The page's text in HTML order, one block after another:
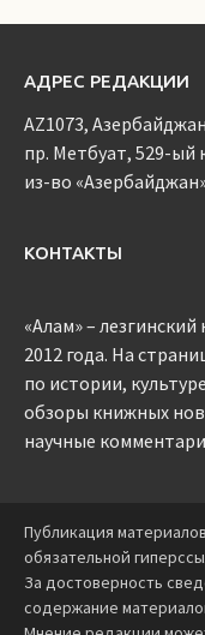
АДРЕС РЕДАКЦИИ
AZ1073,
пр. Метбуат, 529-ый
из-во
КОНТАКТЫ
«Алам» –
2012 года. На
по истории,
обзоры книжных
научные
Публикация
обязательной
За достоверность
содержание